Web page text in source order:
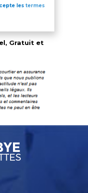
les termes
Gratuit et